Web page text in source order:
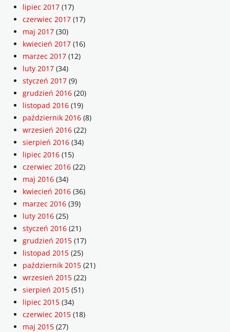
lipiec 2017 (17)
czerwiec 2017 (17)
maj 2017 (30)
kwiecień 2017 (16)
marzec 2017 (12)
luty 2017 (34)
styczeń 2017 (9)
grudzień 2016 (20)
listopad 2016 (19)
październik 2016 (8)
wrzesień 2016 (22)
sierpień 2016 (34)
lipiec 2016 (15)
czerwiec 2016 (22)
maj 2016 (34)
kwiecień 2016 (36)
marzec 2016 (39)
luty 2016 (25)
styczeń 2016 (21)
grudzień 2015 (17)
listopad 2015 (25)
październik 2015 (21)
wrzesień 2015 (22)
sierpień 2015 (51)
lipiec 2015 (34)
czerwiec 2015 (18)
maj 2015 (27)